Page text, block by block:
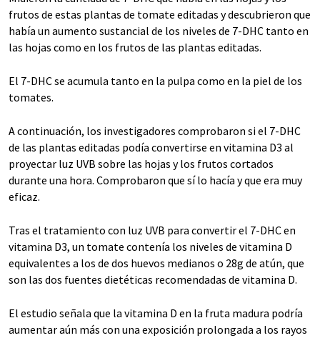
frutos de estas plantas de tomate editadas y descubrieron que
había un aumento sustancial de los niveles de 7-DHC tanto en
las hojas como en los frutos de las plantas editadas.
El 7-DHC se acumula tanto en la pulpa como en la piel de los
tomates.
A continuación, los investigadores comprobaron si el 7-DHC
de las plantas editadas podía convertirse en vitamina D3 al
proyectar luz UVB sobre las hojas y los frutos cortados
durante una hora. Comprobaron que sí lo hacía y que era muy
eficaz.
Tras el tratamiento con luz UVB para convertir el 7-DHC en
vitamina D3, un tomate contenía los niveles de vitamina D
equivalentes a los de dos huevos medianos o 28g de atún, que
son las dos fuentes dietéticas recomendadas de vitamina D.
El estudio señala que la vitamina D en la fruta madura podría
aumentar aún más con una exposición prolongada a los rayos